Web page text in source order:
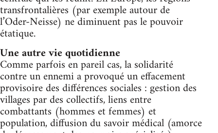
transfrontalières (par exemple autour de
l’Oder-Neisse) ne diminuent pas le pouvoir
étatique.
Une autre vie quotidienne
Comme parfois en pareil cas, la solidarité
contre un ennemi a provoqué un effacement
provisoire des différences sociales : gestion des
villages par des collectifs, liens entre
combattants (hommes et femmes) et
population, diffusion du savoir médical (amorce